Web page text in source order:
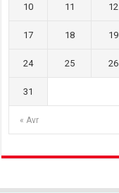
« Avr
10 11 12
17 18 19
24 25 26
31